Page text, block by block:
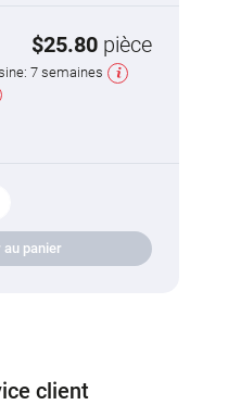
$25.80pièce
7 semaines
au panier
client